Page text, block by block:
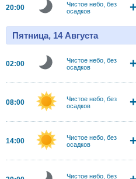
20:00
Чистое небо, без
осадков
Пятница, 14 Августа
02:00
Чистое небо, без
осадков
08:00
Чистое небо, без
осадков
14:00
Чистое небо, без
осадков
Чистое небо, без